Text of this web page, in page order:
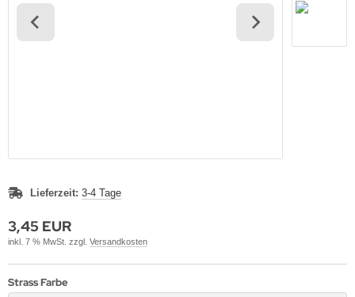
Lieferzeit: 3-4 Tage
3,45 EUR
inkl. 7 % MwSt. zzgl. Versandkosten
Strass Farbe